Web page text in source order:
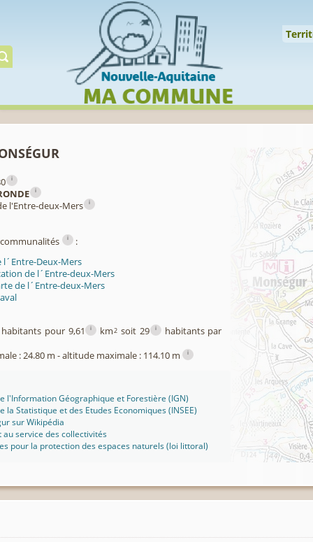
Gérer préserver
i
i
l'Entre-deux-Mers i
i
:
l´Entre-Deux-Mers
de l´Entre-deux-Mers
de l´Entre-deux-Mers
pour 9,61 i km2 soit 29 i habitants par
: 24.80 m - altitude maximale : 114.10 m i
l'Information Géographique et Forestière (IGN)
la Statistique et des Etudes Economiques (INSEE)
sur Wikipédia
au service des collectivités
pour la protection des espaces naturels (loi littoral)
Cookies management panel